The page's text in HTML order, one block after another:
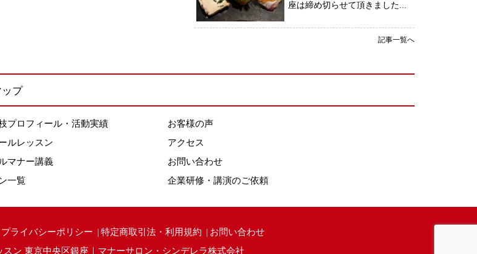
座は締め切らせて頂きました...
記事一覧へ
プ
プロフィール・活動実績
ルレッスン
マナー講義
一覧
お客様の声
アクセス
お問い合わせ
企業研修・講演のご依頼
プライバシーポリシー 特定商取引法・利用規約
お問い合わせ
スン 東京中央区銀座｜マナーサロン・シンデレラ株式会社